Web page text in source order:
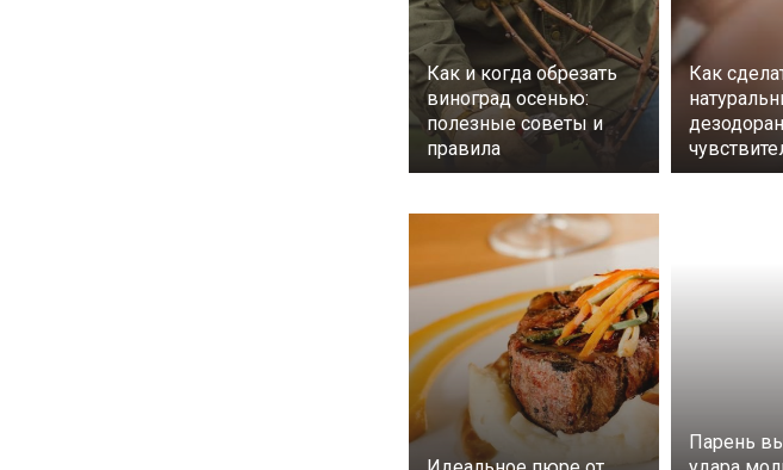
Как и когда обрезать
виноград осенью:
полезные советы и
правила
Как
Парень